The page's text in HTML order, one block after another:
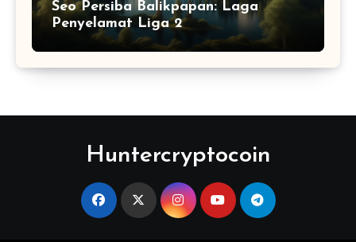
Seo Persiba Balikpapan: Laga
Penyelamat Liga 2
Huntercryptocoin